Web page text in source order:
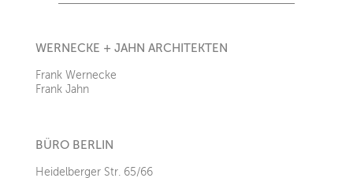
WERNECKE + JAHN ARCHITEKTEN
Frank Wernecke
Frank Jahn
BÜRO BERLIN
Heidelberger Str. 65/66